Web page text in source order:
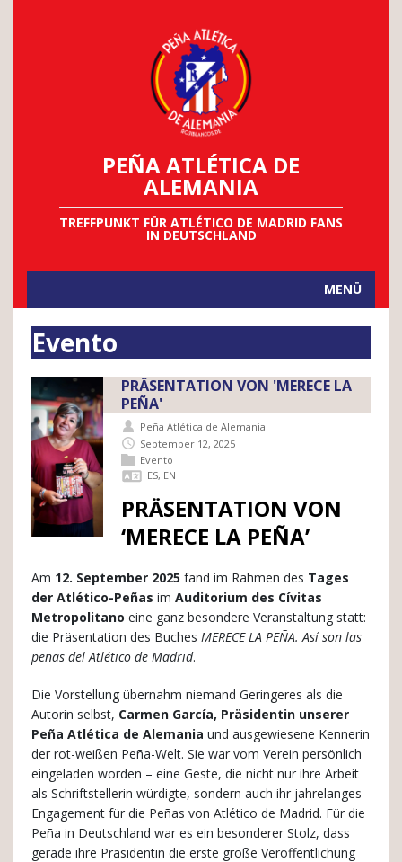
PEÑA ATLÉTICA DE
ALEMANIA
TREFFPUNKT FÜR ATLÉTICO DE MADRID FANS
IN DEUTSCHLAND
MENÜ
Evento
PRÄSENTATION VON 'MERECE LA
PEÑA'
Peña Atlética de Alemania
September 12, 2025
Evento
ES, EN
PRÄSENTATION VON
‘MERECE LA PEÑA’
Am 12. September 2025 fand im Rahmen des Tages
der Atlético-Peñas im Auditorium des Cívitas
Metropolitano eine ganz besondere Veranstaltung statt:
die Präsentation des Buches MERECE LA PEÑA. Así son las
peñas del Atlético de Madrid.
Die Vorstellung übernahm niemand Geringeres als die
Autorin selbst, Carmen García, Präsidentin unserer
Peña Atlética de Alemania und ausgewiesene Kennerin
der rot-weißen Peña-Welt. Sie war vom Verein persönlich
eingeladen worden – eine Geste, die nicht nur ihre Arbeit
als Schriftstellerin würdigte, sondern auch ihr jahrelanges
Engagement für die Peñas von Atlético de Madrid. Für die
Peña in Deutschland war es ein besonderer Stolz, dass
gerade ihre Präsidentin die erste große Veröffentlichung